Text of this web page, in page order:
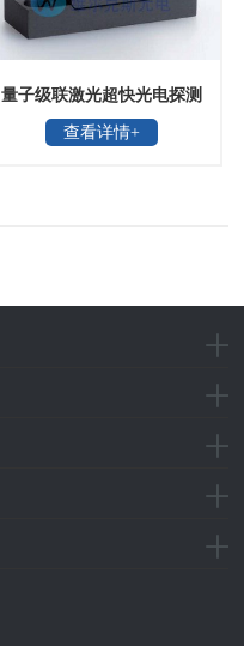
量子级联激光超快光电探测
器20GHz
查看详情+